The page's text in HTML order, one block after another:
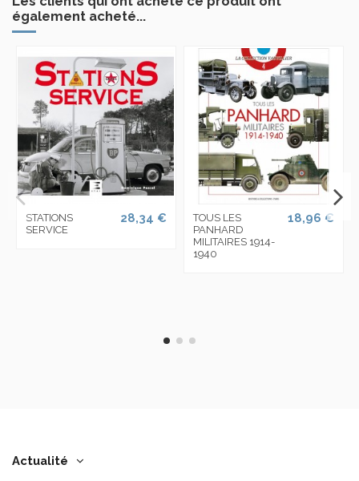
également acheté...
STATIONS
SERVICE
28,34 €
TOUS LES
PANHARD
MILITAIRES 1914-
1940
18,96 €
Actualité